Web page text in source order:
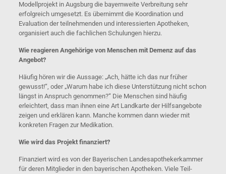
Modellprojekt in Augsburg die bayernweite Verbreitung sehr
erfolgreich umgesetzt. Es übernimmt die Koordination und
Evaluation der teilnehmenden und interessierten Apotheken,
organisiert auch die fachlichen Schulungen hierzu.
Wie reagieren Angehörige von Menschen mit Demenz auf das
Angebot?
Häufig hören wir die Aussage: „Ach, hätte ich das nur früher
gewusst!“, oder „Warum habe ich diese Unterstützung nicht schon
längst in Anspruch genommen?“ Die Menschen sind häufig
erleichtert, dass man ihnen eine Art Landkarte der Hilfsangebote
zeigen und erklären kann. Manche kommen dann wieder mit
konkreten Fragen zur Medikation.
Wie wird das Projekt finanziert?
Finanziert wird es von der Bayerischen Landesapothekerkammer
für deren Mitglieder in den bayerischen Apotheken. Viele Teil-